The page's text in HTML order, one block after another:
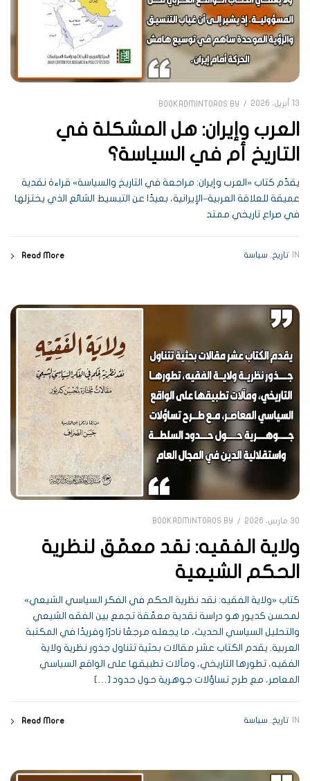
13 أبريل، 2026 BY
BOOKADMINTOROS
العرب وإيران: هل المشكلة في
التاريخ أم في السياسة؟
يقدّم كتاب «العرب وإيران: مراجعة في التاريخ والسياسة» قراءة نقدية
عميقة للعلاقة العربية–الإيرانية، بعيدًا عن التبسيط الشائع الذي يختزلها
في صراع تاريخي ممتد
IN تاريخ سياسة Read More
30 مارس، 2026 BY
BOOKADMINTOROS
ولاية الفقيه: نقد معمّق لنظرية
الحكم الشيعية
كتاب «ولاية الفقيه: نقد نظرية الحكم في الفكر السياسي الشيعي»
لمحسن كديور هو دراسة نقدية معمّقة تجمع بين الفقه الشيعي
والتحليل السياسي الحديث، ما يجعله مرجعًا نادرًا وفريدًا في المكتبة
العربية. يقدم الكتاب عشر مقالات بحثية تتناول جذور نظرية ولاية
الفقيه، تطورها التاريخي، ومآلات تطبيقها على الواقع السياسي
المعاصر، مع طرح تساؤلات جوهرية حول حدود […]
IN تاريخ سياسة Read More